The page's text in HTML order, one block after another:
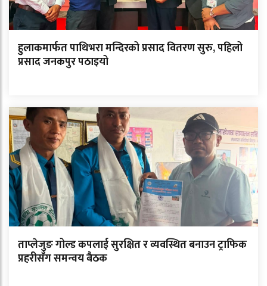
हुलाकमार्फत पाथिभरा मन्दिरको प्रसाद वितरण सुरु, पहिलो
प्रसाद जनकपुर पठाइयो
ताप्लेजुङ गोल्ड कपलाई सुरक्षित र व्यवस्थित बनाउन ट्राफिक
प्रहरीसँग समन्वय बैठक